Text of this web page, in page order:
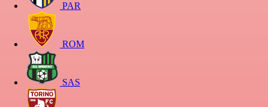
PAR
ROM
SAS